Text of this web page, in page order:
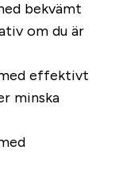
bekvämt
om du är
effektivt
minska